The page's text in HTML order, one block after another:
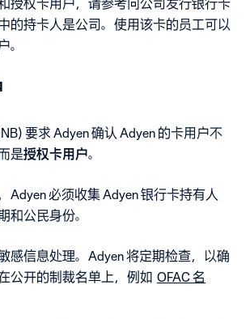
的持卡人是公司。使用该卡的员工可以
。
要求 Adyen 确认 Adyen 的卡用户不
是授权卡用户。
Adyen 必须收集 Adyen 银行卡持有人
和公民身份。
感信息处理。Adyen 将定期检查，以确
公开的制裁名单上，例如 OFAC 名